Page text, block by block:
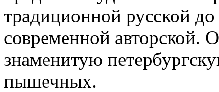
традиционной русской
современной авторской.
знаменитую
пышечных.